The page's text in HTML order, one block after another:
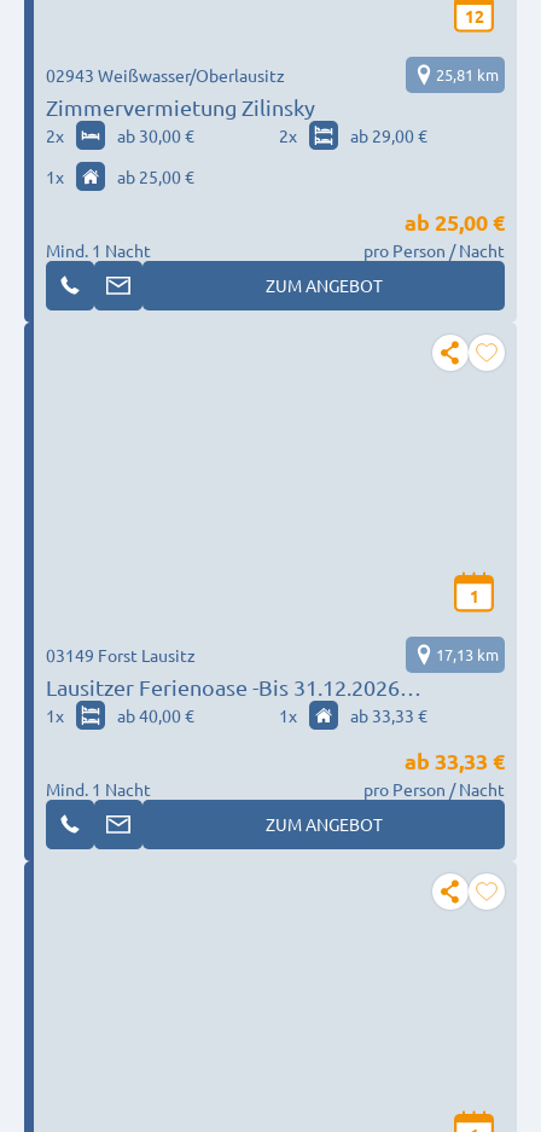
12
Zimmervermietung Zilinsky
02943 Weißwasser/Oberlausitz 25,81 km
2x ab 30,00 € 2x
ab 29,00 €
1x ab 25,00 €
Mind. 1 Nacht
ab 25,00 €
pro Person / Nacht
ZUM ANGEBOT
1
Lausitzer Ferienoase -Bis 31.12.2026
AUSGEBUCHT- Ab 01.01.2027 wieder buchbar!
03149 Forst Lausitz 17,13 km
1x ab 40,00 € 1x ab 33,33 €
Mind. 1 Nacht
ab 33,33 €
pro Person / Nacht
ZUM ANGEBOT